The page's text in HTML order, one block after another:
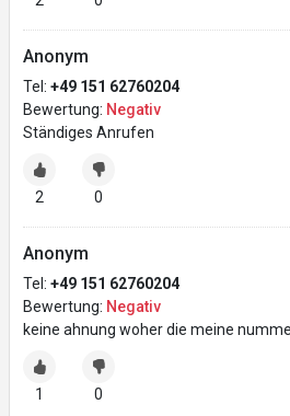
Anonym
Tel: +49 151 62760204
Bewertung: Negativ
Ständiges Anrufen
2 0
Anonym
Tel: +49 151 62760204
Bewertung: Negativ
keine ahnung woher die meine
1 0